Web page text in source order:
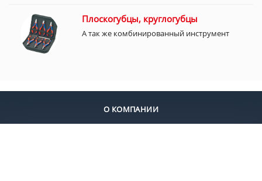
Плоскогубцы, круглогубцы
А так же комбинированный инструмент
О КОМПАНИИ
ДОСТАВКА